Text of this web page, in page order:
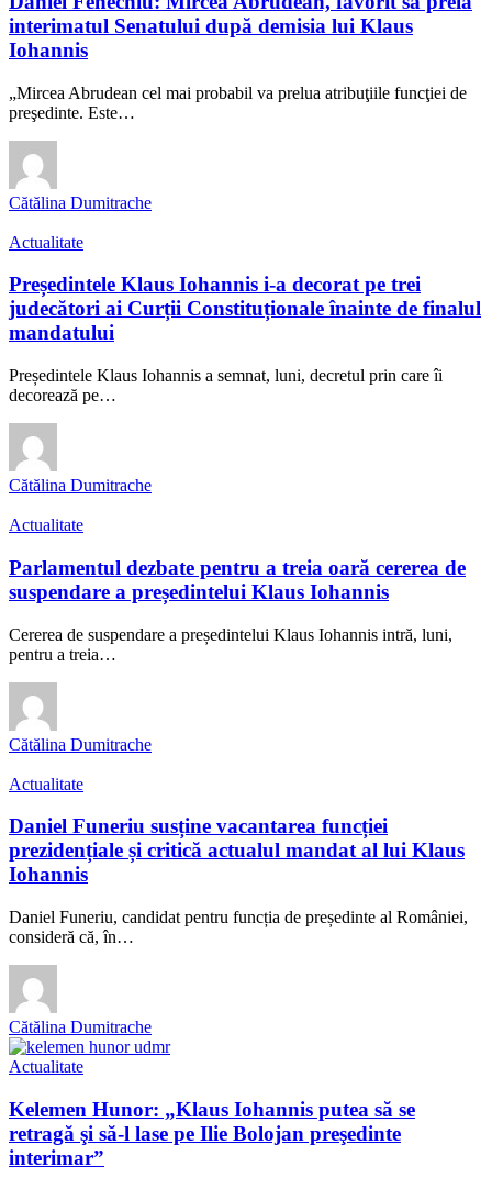
interimatul Senatului după demisia lui Klaus
Iohannis
„Mircea Abrudean cel mai probabil va prelua atribuţiile funcţiei de
preşedinte. Este…
Cătălina Dumitrache
Actualitate
Președintele Klaus Iohannis i-a decorat pe trei
judecători ai Curții Constituționale înainte de finalul
mandatului
Președintele Klaus Iohannis a semnat, luni, decretul prin care îi
decorează pe…
Cătălina Dumitrache
Actualitate
Parlamentul dezbate pentru a treia oară cererea de
suspendare a președintelui Klaus Iohannis
Cererea de suspendare a președintelui Klaus Iohannis intră, luni,
pentru a treia…
Cătălina Dumitrache
Actualitate
Daniel Funeriu susține vacantarea funcției
prezidențiale și critică actualul mandat al lui Klaus
Iohannis
Daniel Funeriu, candidat pentru funcția de președinte al României,
consideră că, în…
Cătălina Dumitrache
Actualitate
Kelemen Hunor: „Klaus Iohannis putea să se
retragă şi să-l lase pe Ilie Bolojan preşedinte
interimar”